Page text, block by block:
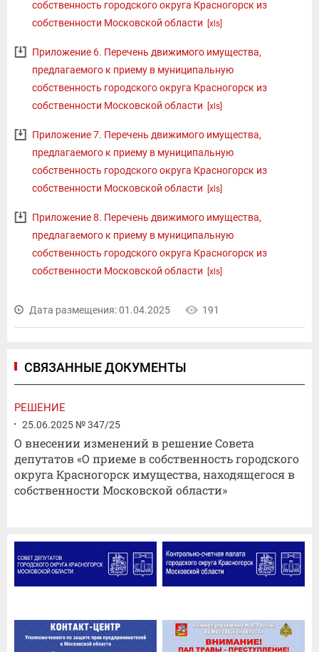
собственность городского округа Красногорск из
собственности Московской области
[xls]
Приложение 6. Перечень движимого имущества,
предлагаемого к приему в муниципальную
собственность городского округа Красногорск из
собственности Московской области
[xls]
Приложение 7. Перечень движимого имущества,
предлагаемого к приему в муниципальную
собственность городского округа Красногорск из
собственности Московской области
[xls]
Приложение 8. Перечень движимого имущества,
предлагаемого к приему в муниципальную
собственность городского округа Красногорск из
собственности Московской области
[xls]
Дата размещения: 01.04.2025 191
СВЯЗАННЫЕ ДОКУМЕНТЫ
РЕШЕНИЕ
25.06.2025 № 347/25
О внесении изменений в решение Совета
депутатов «О приеме в собственность городского
округа Красногорск имущества, находящегося в
собственности Московской области»